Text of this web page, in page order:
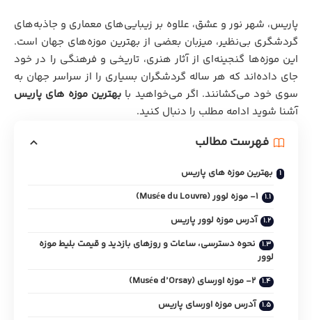
پاریس، شهر نور و عشق، علاوه بر زیبایی‌های معماری و جاذبه‌های
گردشگری بی‌نظیر، میزبان بعضی از بهترین موزه‌های جهان است.
این موزه‌ها گنجینه‌ای از آثار هنری، تاریخی و فرهنگی را در خود
جای داده‌اند که هر ساله گردشگران بسیاری را از سراسر جهان به
سوی خود می‌کشانند. اگر می‌خواهید با بهترین موزه های پاریس
آشنا شوید ادامه مطلب را دنبال کنید.
فهرست مطالب
بهترین موزه های پاریس
1- موزه لوور (Musée du Louvre)
آدرس موزه لوور پاریس
نحوه دسترسی، ساعات و روزهای بازدید و قیمت بلیط موزه
لوور
2- موزه اورسای (Musée d’Orsay)
آدرس موزه اورسای پاریس